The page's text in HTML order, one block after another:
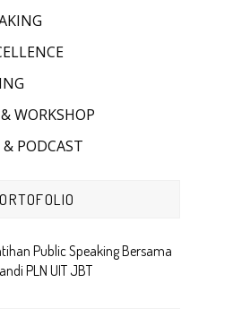
WORKSHOP
& PODCAST
Public Speaking Bersama
PLN UIT JBT